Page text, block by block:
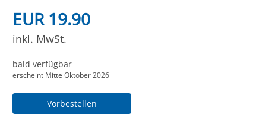
EUR 19.90
inkl. MwSt.
bald verfügbar
erscheint Mitte Oktober 2026
Vorbestellen